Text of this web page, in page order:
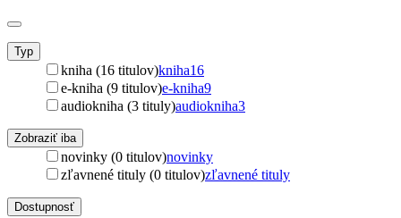
Typ
kniha (16 titulov)kniha16
e-kniha (9 titulov)e-kniha9
audiokniha (3 tituly)audiokniha3
Zobraziť iba
novinky (0 titulov)novinky
zľavnené tituly (0 titulov)zľavnené tituly
Dostupnosť